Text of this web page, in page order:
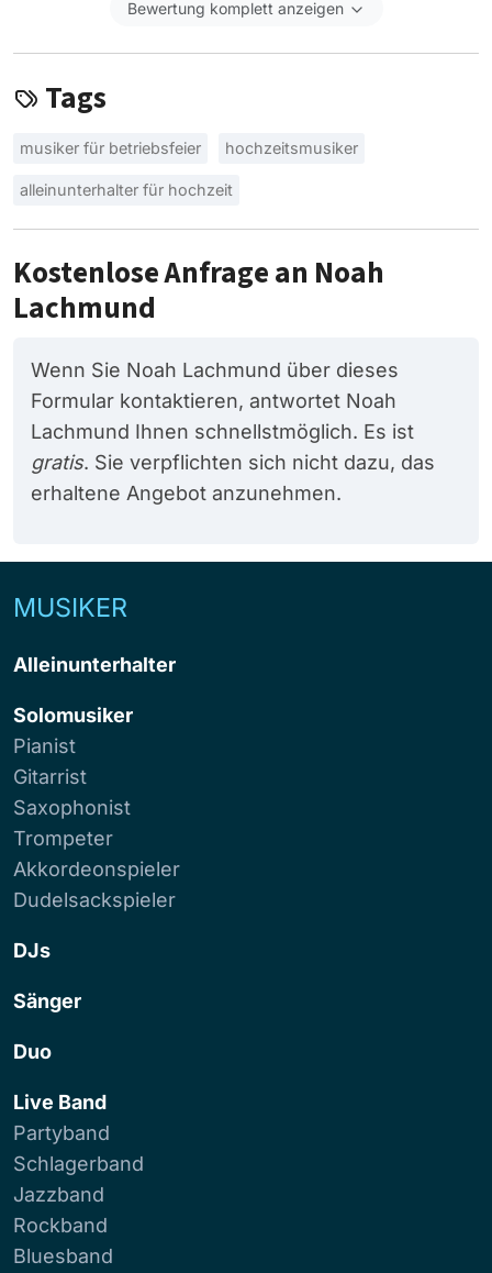
Bewertung komplett anzeigen
Tags
musiker für betriebsfeier hochzeitsmusiker
alleinunterhalter für hochzeit
Kostenlose Anfrage an Noah
Lachmund
Wenn Sie Noah Lachmund über dieses
Formular kontaktieren, antwortet Noah
Lachmund Ihnen schnellstmöglich. Es ist
gratis. Sie verpflichten sich nicht dazu, das
erhaltene Angebot anzunehmen.
MUSIKER
Alleinunterhalter
Solomusiker
Pianist
Gitarrist
Saxophonist
Trompeter
Akkordeonspieler
Dudelsackspieler
DJs
Sänger
Duo
Live Band
Partyband
Schlagerband
Jazzband
Rockband
Bluesband